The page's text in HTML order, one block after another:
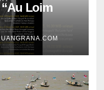
Loim